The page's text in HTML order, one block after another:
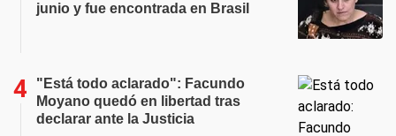
junio y fue encontrada en Brasil
"Está todo aclarado": Facundo
Moyano quedó en libertad tras
declarar ante la Justicia